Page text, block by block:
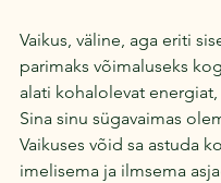
Vaikus, väline, aga eriti
parimaks võimaluseks
alati kohalolevat
Sina sinu sügavaimas
Vaikuses võid sa astuda
imelisema ja ilmsema